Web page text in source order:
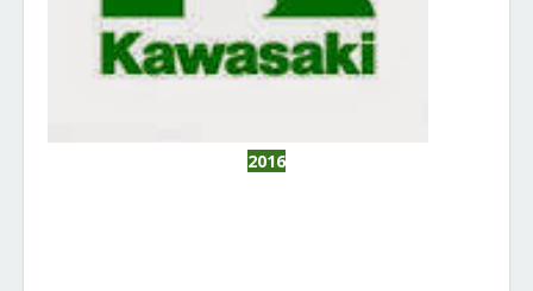
2016